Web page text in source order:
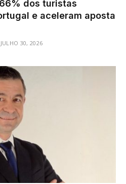
66% dos turistas
e aceleram aposta
JULHO 30, 2026